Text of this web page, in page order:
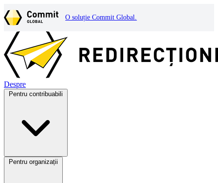
O soluție Commit Global.
Despre
Pentru contribuabili
Pentru organizații